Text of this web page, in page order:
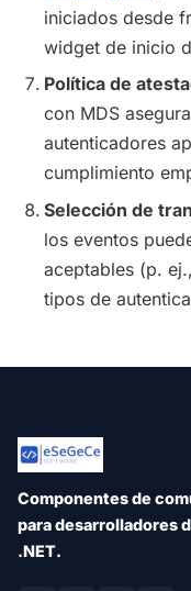
iniciados desde
widget de inicio
Política de
con MDS
autenticadores
cumplimiento
Selección de
los eventos
aceptables (p. ej.,
tipos de
Componentes de
para desarrolladores
.NET.